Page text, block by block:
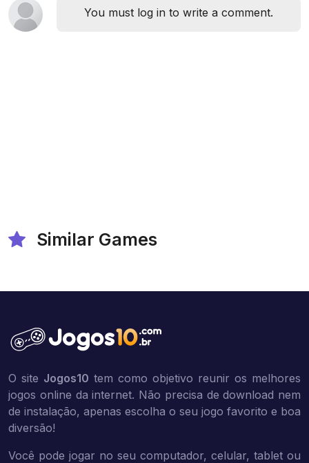
You must log in to write a comment.
Similar Games
O site Jogos10 tem como objetivo reunir os melhores
jogos online da internet. Não precisa de download nem
de instalação, apenas escolha o seu jogo favorito e boa
diversão!
Você pode jogar no seu computador, celular, tablet ou